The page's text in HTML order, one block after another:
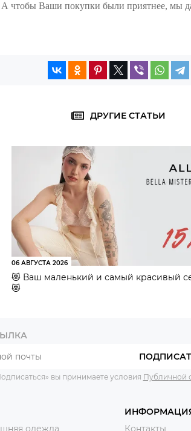
чтобы Ваши покупки были приятнее, мы
ДРУГИЕ СТАТЬИ
06 АВГУСТА 2026
😻 Ваш маленький и самый красивый
😻
вы принимаете условия Публичной
одежда
Контакты